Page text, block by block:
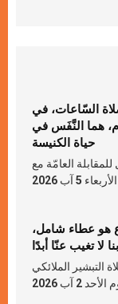
السّاعات، في
هما النَّفَس في
حياة الكنيسة
العامّة مع
5 آب 2026
هو عطاء شامل،
لا تغيب عنّا أبدًا
التبشير الملائكي
2 آب 2026